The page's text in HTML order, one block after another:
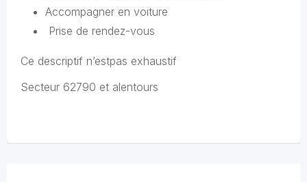
Accompagner en voiture
Prise de rendez-vous
Ce descriptif n’estpas exhaustif
Secteur 62790 et alentours